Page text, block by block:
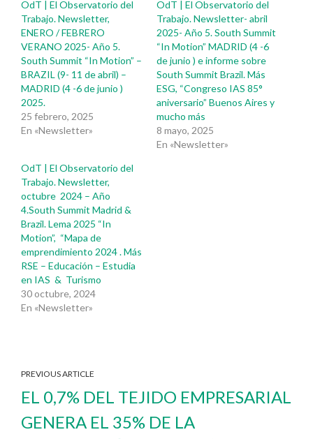
OdT | El Observatorio del
Trabajo. Newsletter,
ENERO / FEBRERO
VERANO 2025- Año 5.
South Summit “In Motion” –
BRAZIL (9- 11 de abril) –
MADRID (4 -6 de junio )
2025.
25 febrero, 2025
En «Newsletter»
OdT | El Observatorio del
Trabajo. Newsletter- abril
2025- Año 5. South Summit
“In Motion” MADRID (4 -6
de junio ) e informe sobre
South Summit Brazil. Más
ESG, “Congreso IAS 85°
aniversario” Buenos Aires y
mucho más
8 mayo, 2025
En «Newsletter»
OdT | El Observatorio del
Trabajo. Newsletter,
octubre 2024 – Año
4.South Summit Madrid &
Brazil. Lema 2025 “In
Motion”, “Mapa de
emprendimiento 2024 . Más
RSE – Educación – Estudia
en IAS & Turismo
30 octubre, 2024
En «Newsletter»
PREVIOUS ARTICLE
EL 0,7% DEL TEJIDO EMPRESARIAL
GENERA EL 35% DE LA